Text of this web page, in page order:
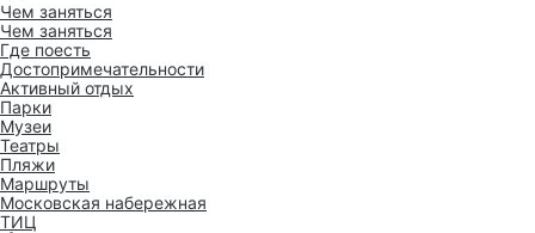
Чем заняться
Чем заняться
Где поесть
Достопримеча­тельности
Активный отдых
Парки
Музеи
Театры
Пляжи
Маршруты
Московская набережная
ТИЦ